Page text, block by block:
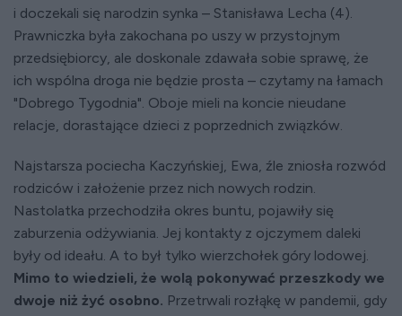
i doczekali się narodzin synka – Stanisława Lecha (4).
Prawniczka była zakochana po uszy w przystojnym
przedsiębiorcy, ale doskonale zdawała sobie sprawę, że
ich wspólna droga nie będzie prosta – czytamy na łamach
"Dobrego Tygodnia". Oboje mieli na koncie nieudane
relacje, dorastające dzieci z poprzednich związków.
Najstarsza pociecha Kaczyńskiej, Ewa, źle zniosła rozwód
rodziców i założenie przez nich nowych rodzin.
Nastolatka przechodziła okres buntu, pojawiły się
zaburzenia odżywiania. Jej kontakty z ojczymem daleki
były od ideału. A to był tylko wierzchołek góry lodowej.
Mimo to wiedzieli, że wolą pokonywać przeszkody we
dwoje niż żyć osobno. Przetrwali rozłąkę w pandemii, gdy